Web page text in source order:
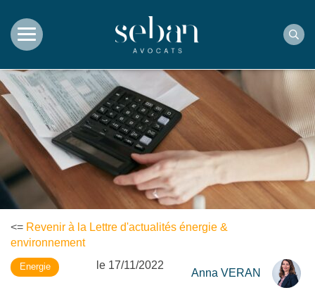
<= Revenir à la Lettre d'actualités énergie &
environnement
Energie le 17/11/2022
Anna VERAN